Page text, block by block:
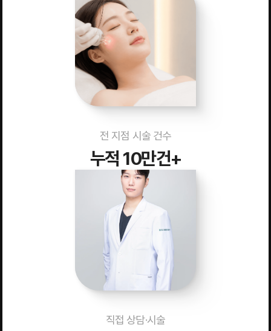
전 지점 시술 건수
누적 10만건+
직접 상담·시술